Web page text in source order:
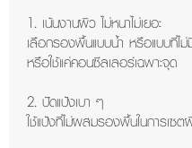
1. เน้นงานผิว ไม่หนาไม่เยอะ
เลือกรองพื้นแบบน้ำ หรือแบบที่ไ
หรือใช้แค่คอนซีลเลอร์เฉพาะจุด
2. ปัดแป้งเบา ๆ
ใช้แป้งที่ไม่ผสมรองพื้นในการเซ